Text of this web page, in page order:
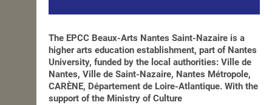
The EPCC Beaux-Arts Nantes Saint-Nazaire is a
higher arts education establishment, part of Nantes
University, funded by the local authorities: Ville de
Nantes, Ville de Saint-Nazaire, Nantes Métropole,
CARÈNE, Département de Loire-Atlantique. With the
support of the Ministry of Culture